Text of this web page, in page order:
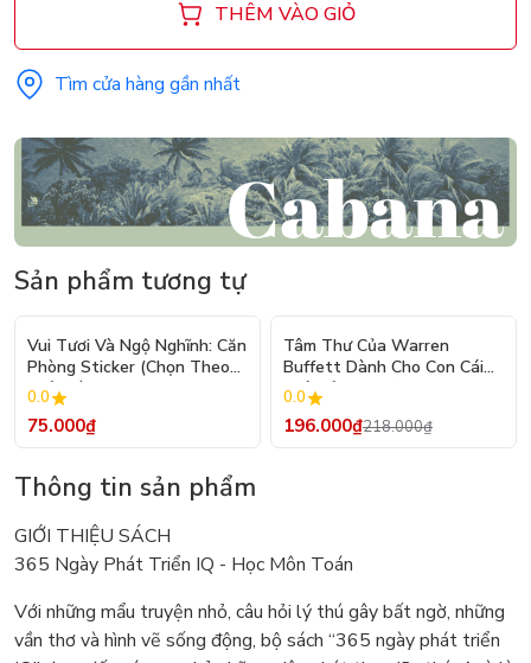
THÊM VÀO GIỎ
Tìm cửa hàng gần nhất
Sản phẩm tương tự
Vui Tươi Và Ngộ Nghĩnh: Căn
Phòng Sticker (Chọn Theo
Chủ Đề) - Hơn 250 Sticker
0.0
75.000₫
Tâm Thư Của Warren
Buffett Dành Cho Con Cái
(Tái Bản 2026)
0.0
196.000₫218.000₫
Thông tin sản phẩm
GIỚI THIỆU SÁCH
365 Ngày Phát Triển IQ - Học Môn Toán
Với những mẩu truyện nhỏ, câu hỏi lý thú gây bất ngờ, những
vần thơ và hình vẽ sống động, bộ sách “365 ngày phát triển